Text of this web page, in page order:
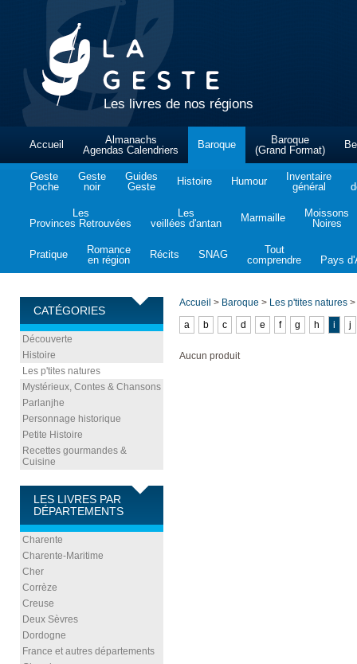
Les livres de nos régions
Accueil
Almanachs
Agendas Calendriers
Baroque
Baroque
(Grand Format)
Geste
Poche
Geste
noir
Guides
Geste
Histoire Humour
Inventaire
général
Les
Provinces Retrouvées
Les
veillées d'antan
Marmaille
Moissons
Noires
Pratique
Romance
en région
Récits SNAG
Tout
comprendre
Pays
CATÉGORIES
Découverte
Histoire
Les p'tites natures
Mystérieux, Contes & Chansons
Parlanjhe
Personnage historique
Petite Histoire
Recettes gourmandes &
Cuisine
LES LIVRES PAR
DÉPARTEMENTS
Charente
Charente-Maritime
Cher
Corrèze
Creuse
Deux Sèvres
Dordogne
France et autres départements
Accueil > Baroque > Les p'tites natures >
a
b c d e f g h i j
Aucun produit